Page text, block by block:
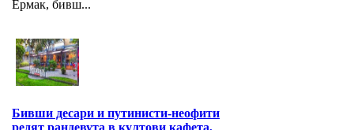
Ермак, бивш...
Бивши десари и путинисти-неофити
редят рандевута в култови кафета,